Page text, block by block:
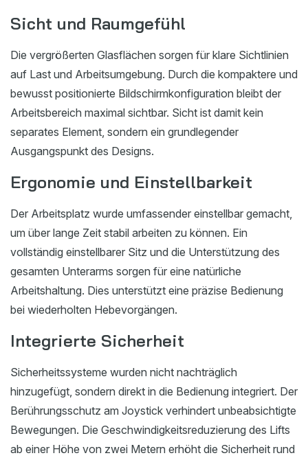
Sicht und Raumgefühl
Die vergrößerten Glasflächen sorgen für klare Sichtlinien
auf Last und Arbeitsumgebung. Durch die kompaktere und
bewusst positionierte Bildschirmkonfiguration bleibt der
Arbeitsbereich maximal sichtbar. Sicht ist damit kein
separates Element, sondern ein grundlegender
Ausgangspunkt des Designs.
Ergonomie und Einstellbarkeit
Der Arbeitsplatz wurde umfassender einstellbar gemacht,
um über lange Zeit stabil arbeiten zu können. Ein
vollständig einstellbarer Sitz und die Unterstützung des
gesamten Unterarms sorgen für eine natürliche
Arbeitshaltung. Dies unterstützt eine präzise Bedienung
bei wiederholten Hebevorgängen.
Integrierte Sicherheit
Sicherheitssysteme wurden nicht nachträglich
hinzugefügt, sondern direkt in die Bedienung integriert. Der
Berührungsschutz am Joystick verhindert unbeabsichtigte
Bewegungen. Die Geschwindigkeitsreduzierung des Lifts
ab einer Höhe von zwei Metern erhöht die Sicherheit rund